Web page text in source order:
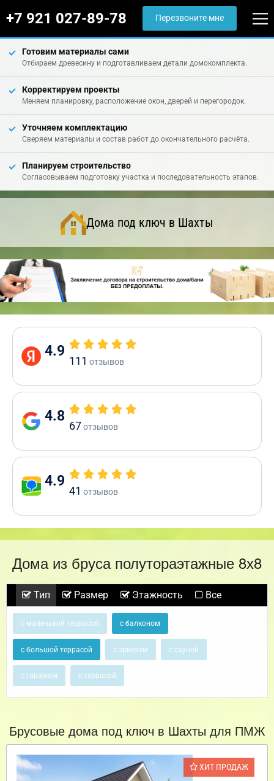
+7 921 027-89-78 Перезвоните мне
Готовим материалы сами
Отбираем древесину и подготавливаем детали домокомплекта.
Корректируем проекты
Меняем планировку, расположение окон, дверей и перегородок.
Уточняем комплектацию
Сверяем материалы и состав работ до окончательного расчёта.
Планируем строительство
Согласовываем подготовку участка и последовательность этапов.
Дома под ключ в Шахты
4.9
111 отзывов
4.8
67отзывов
4.9
41 отзывов
Дома из бруса полутораэтажные 8х8
Тип Размер Этажность Все
с маленькой террасой с балконом
с большой террасой с эркером с сауной
с гаражом с террасой
Брусовые дома под ключ в Шахты для ПМЖ
ХИТ ПРОДАЖ